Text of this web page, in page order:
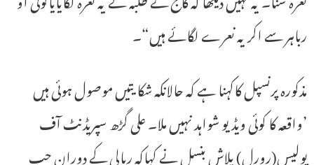
رباہر سے اکر یہ نعرے لگائے ہیں“۔
مذکورہ پرنسپل کاکہنا ہے کہ حالانکہ شکایتیں موصول ہوئی ہیں
’واقعہ کا کوئی ویڈیو شواہد نہیں ملا۔ علی گڑھ سپریڈنٹ آف
پولیس(رورل) پلاش بنسل نے کہاکہ ریالی کے دوران حب